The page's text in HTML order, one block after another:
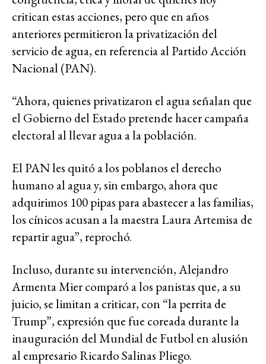
critican estas acciones, pero que en años
anteriores permitieron la privatización del
servicio de agua, en referencia al Partido Acción
Nacional (PAN).
“Ahora, quienes privatizaron el agua señalan que
el Gobierno del Estado pretende hacer campaña
electoral al llevar agua a la población.
El PAN les quitó a los poblanos el derecho
humano al agua y, sin embargo, ahora que
adquirimos 100 pipas para abastecer a las familias,
los cínicos acusan a la maestra Laura Artemisa de
repartir agua”, reprochó.
Incluso, durante su intervención, Alejandro
Armenta Mier comparó a los panistas que, a su
juicio, se limitan a criticar, con “la perrita de
Trump”, expresión que fue coreada durante la
inauguración del Mundial de Futbol en alusión
al empresario Ricardo Salinas Pliego.